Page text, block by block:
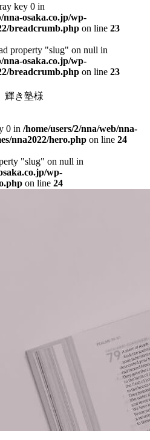
key 0 in
nna-osaka.co.jp/wp-
breadcrumb.php on line 23
property "slug" on null in
nna-osaka.co.jp/wp-
breadcrumb.php on line 23
き塾様
0 in /home/users/2/nna/web/nna-
nna2022/hero.php on line 24
"slug" on null in
wp-
on line 24